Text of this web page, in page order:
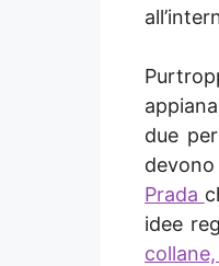
due
Prada
idee